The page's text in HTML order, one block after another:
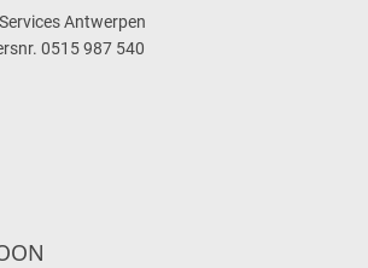
Antwerpen
0515 987 540